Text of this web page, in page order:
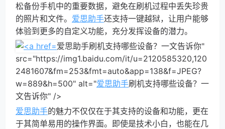
松备份手机中的重要数据，避免在刷机过程中丢失珍贵
的照片和文件。 爱思助手还支持一键越狱，让用户能够
体验到更多的自定义功能，充分发挥设备的潜力。
爱思助手刷机支持哪些设备？一文告诉你"
src="https://img1.baidu.com/it/u=2120585320,120
2481607&fm=253&fmt=auto&app=138&f=JPEG?
w=889&h=500" alt="爱思助手刷机支持哪些设备？一
文告诉你" />
爱思助手的魅力不仅仅在于其支持的设备和功能，更在
于其简单易用的操作界面。即使是技术小白，也能在几